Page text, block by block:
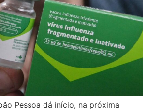
Pessoa dá início, na próxima